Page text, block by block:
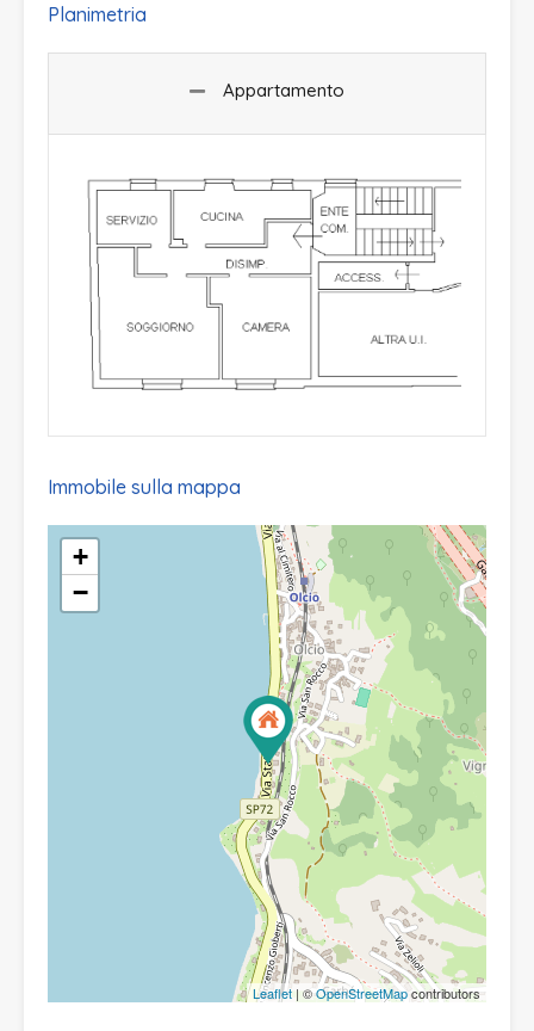
Planimetria
Appartamento
Immobile sulla mappa
+
−
Leaflet | ©OpenStreetMapcontributors